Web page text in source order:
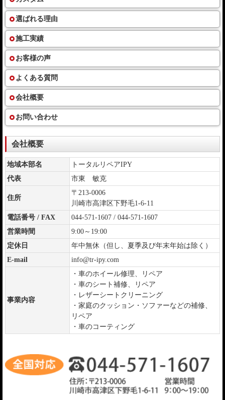
選ばれる理由
施工実績
お客様の声
よくある質問
会社概要
お問い合わせ
会社概要
地域本部名
トータルリペアIPY
代表
市東 敏克
住所
〒213-0006
川崎市高津区下野毛1-6-11
電話番号 / FAX
044-571-1607 / 044-571-1607
営業時間
9:00～19:00
定休日
年中無休（但し、夏季及び年末年始は除く）
E-mail
info@tr-ipy.com
事業内容
・車のホイール修理、リペア
・車のシート補修、リペア
・レザーシートクリーニング
・家庭のクッション・ソファーなどの補修、
リペア
・車のコーティング